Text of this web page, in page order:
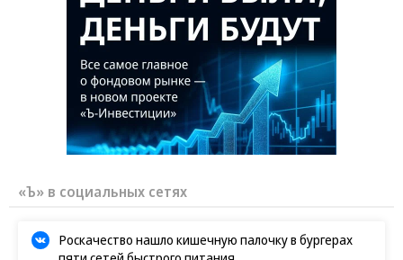
«Ъ» в социальных сетях
Роскачество нашло кишечную палочку в бургерах